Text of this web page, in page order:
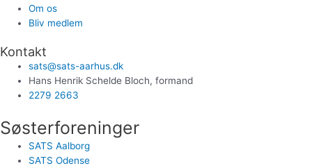
Om os
Bliv medlem
Kontakt
sats@sats-aarhus.dk
Hans Henrik Schelde Bloch, formand
2279 2663
Søsterforeninger
SATS Aalborg
SATS Odense